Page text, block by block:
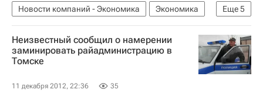
Выборы в Государственную думу (2011)
Новая интеллигенция (премия)
Московские Новости
Премия "Новая интеллигенция"
Ненецкий автономный округ
Еще5
Новости компаний - Экономика
Экономика
Польша
Весь мир
Европа
Совет министров Польши
Fiat S.p.A.
Неизвестный сообщил о намерении
заминировать райадминистрацию в
Томске
11 декабря 2012, 22:36 35